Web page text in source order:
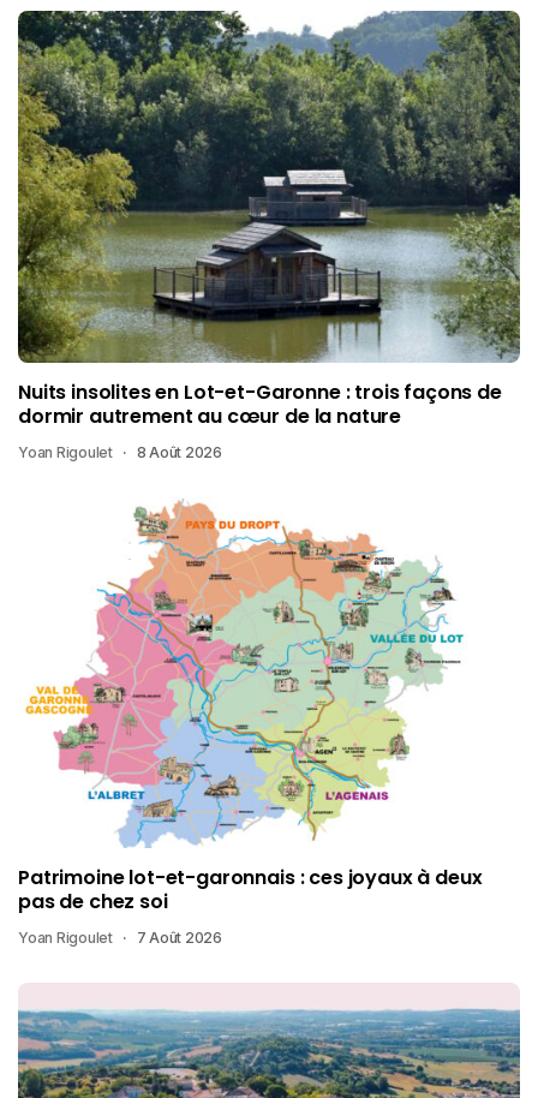
Nuits insolites en Lot-et-Garonne : trois façons de
dormir autrement au cœur de la nature
Yoan Rigoulet 8 Août 2026
Patrimoine lot-et-garonnais : ces joyaux à deux
pas de chez soi
Yoan Rigoulet 7 Août 2026